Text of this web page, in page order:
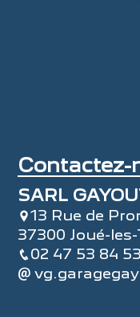
Contactez-
SARL
13 Rue de
37300 Joué-
02 47 53 84 53